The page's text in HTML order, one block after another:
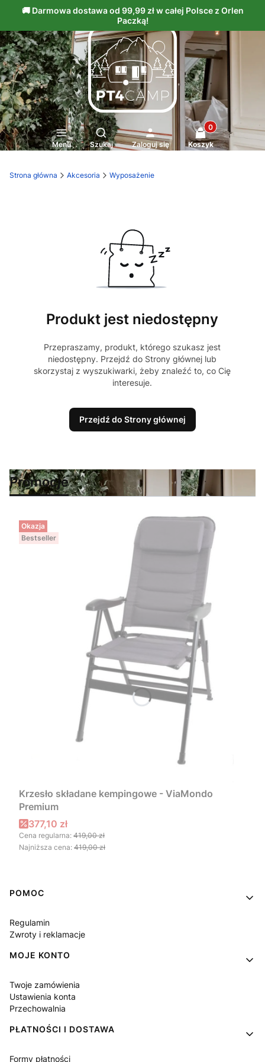
Menu
Otwórz wyszukiwarkę
Szukaj Zaloguj się
Produkty w
Koszyk
Strona główna Akcesoria Wyposażenie
Produkt jest niedostępny
Przepraszamy, produkt, którego szukasz jest
niedostępny. Przejdź do Strony głównej lub
skorzystaj z wyszukiwarki, żeby znaleźć to, co Cię
interesuje.
Przejdź do Strony głównej
Promocje
Okazja
Bestseller
Krzesło składane kempingowe - ViaMondo
Premium
Cena promocyjna
377,10 zł
Cena regularna: 419,00 zł
Najniższa cena: 419,00 zł
Linki w stopce
POMOC
Regulamin
Zwroty i reklamacje
MOJE KONTO
Twoje zamówienia
Ustawienia konta
Przechowalnia
PŁATNOŚCI I DOSTAWA
Formy płatności